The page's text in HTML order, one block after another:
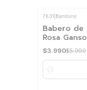
-33%OFF
Babero de
Rosa Gansos
$3.990$5.990
Cantidad